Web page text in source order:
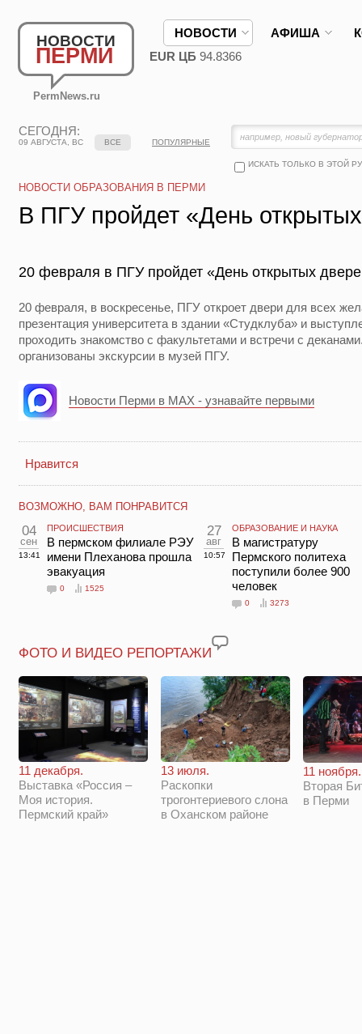
НОВОСТИ
ПЕРМИ
PermNews.ru
НОВОСТИ АФИША
EUR ЦБ 94.8366
СЕГОДНЯ:
09 АВГУСТА, ВС
ИСКАТЬ ТОЛЬКО В ЭТОЙ
ВСЕ ПОПУЛЯРНЫЕ
НОВОСТИ ОБРАЗОВАНИЯ В ПЕРМИ
В ПГУ пройдет «День
20 февраля в ПГУ пройдет «День открытых
20 февраля, в воскресенье, ПГУ откроет двери для всех
презентация университета в здании «Студклуба» и
проходить знакомство с факультетами и встречи с
организованы экскурсии в музей ПГУ.
Новости Перми в MAX - узнавайте первыми
Нравится
ВОЗМОЖНО, ВАМ ПОНРАВИТСЯ
04
сен
13:41
ПРОИСШЕСТВИЯ
В пермском филиале РЭУ
имени Плеханова прошла
эвакуация
0 1525
27
авг
10:57
ОБРАЗОВАНИЕ И НАУКА
В магистратуру
Пермского политеха
поступили более 900
человек
0 3273
ФОТО И ВИДЕО РЕПОРТАЖИ
11 декабря.
Выставка «Россия –
Моя история.
Пермский край»
13 июля.
Раскопки
трогонтериевого слона
в Оханском районе
11 ноября.
Вторая
в Перми